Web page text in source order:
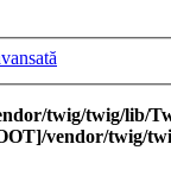
twig/twig/lib/
vendor/twig/